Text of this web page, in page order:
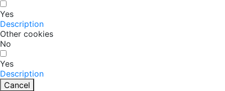
Yes
Description
Other cookies
No
Yes
Description
Cancel